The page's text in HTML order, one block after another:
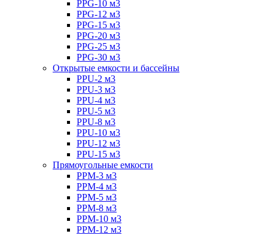
PPG-10 м3
PPG-12 м3
PPG-15 м3
PPG-20 м3
PPG-25 м3
PPG-30 м3
Открытые емкости и бассейны
PPU-2 м3
PPU-3 м3
PPU-4 м3
PPU-5 м3
PPU-8 м3
PPU-10 м3
PPU-12 м3
PPU-15 м3
Прямоугольные емкости
PPM-3 м3
PPM-4 м3
PPM-5 м3
PPM-8 м3
PPM-10 м3
PPM-12 м3